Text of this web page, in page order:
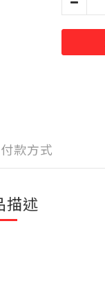
款方式
描述